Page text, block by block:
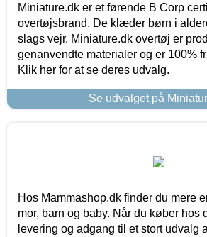
Miniature.dk er et førende B Corp
overtøjsbrand. De klæder børn i
slags vejr. Miniature.dk overtøj er
genanvendte materialer og er 100%
Klik her for at se deres udvalg.
Se udvalget på
Hos Mammashop.dk finder du mere
mor, barn og baby. Når du køber hos
levering og adgang til et stort udvalg